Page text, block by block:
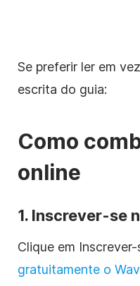
Se preferir ler em
escrita do guia:
Como
online
1. Inscrever-se
Clique em Inscrever-
gratuitamente o